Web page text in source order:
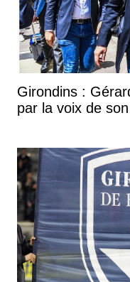
Girondins :
par la voix de